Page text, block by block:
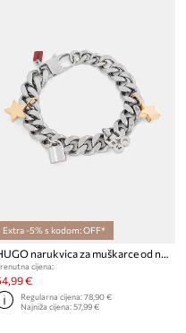
Extra -5% s kodom: OFF*
HUGO narukvica za muškarce od nehrđajućeg čelika s emajlom E-VALENTINCHARMS-BRA
cijena:
€
Regularna cijena:78,90 €
Najniža cijena:57,99 €